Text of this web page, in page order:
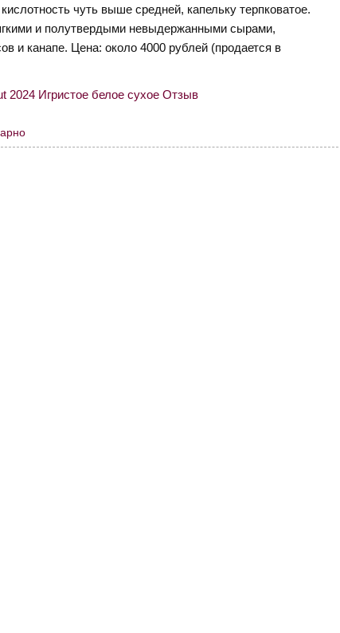
чуть выше средней, капельку терпковатое.
и полутвердыми невыдержанными сырами,
и канапе. Цена: около 4000 рублей (продается в